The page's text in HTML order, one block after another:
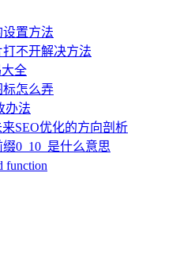
置方法
不开解决方法
全
标怎么弄
办法
SEO优化的方向剖析
0_10_是什么意思
function